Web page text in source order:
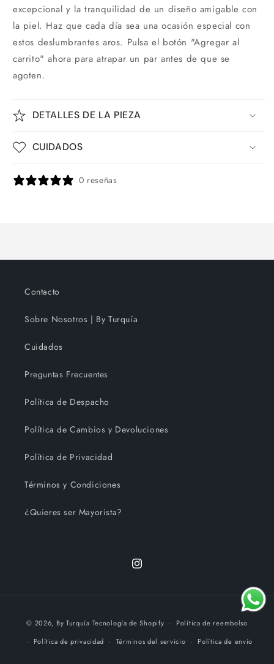
excepcional y la tranquilidad de un diseño amigable con
la piel. Haz que cada día sea una ocasión especial con
estos deslumbrantes aros. Pulsa el botón "Agregar al
carrito" ahora para atrapar un par antes de que se
agoten.
DETALLES DE LA PIEZA
CUIDADOS
0 reseñas
Contacto
Sobre Nosotros | By Turquía
Cuidados
Preguntas Frecuentes
Política de Despacho
Política de Cambios y Devoluciones
Política de Privacidad
Términos y Condiciones
¿Quieres ser Mayorista?
Instagram
de
pago
© 2026, By Turquía Tecnología de Shopify
Política de reembolso
Política de privacidad
Términos del servicio Política de envío